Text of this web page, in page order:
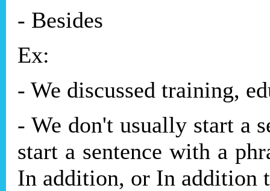
- Besides
Ex:
- We discussed training,
- We don't usually start a
start a sentence with a
In addition, or In